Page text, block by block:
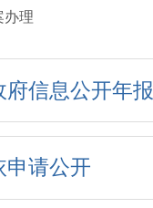
办理
房
收
府信息公开年报
申请公开